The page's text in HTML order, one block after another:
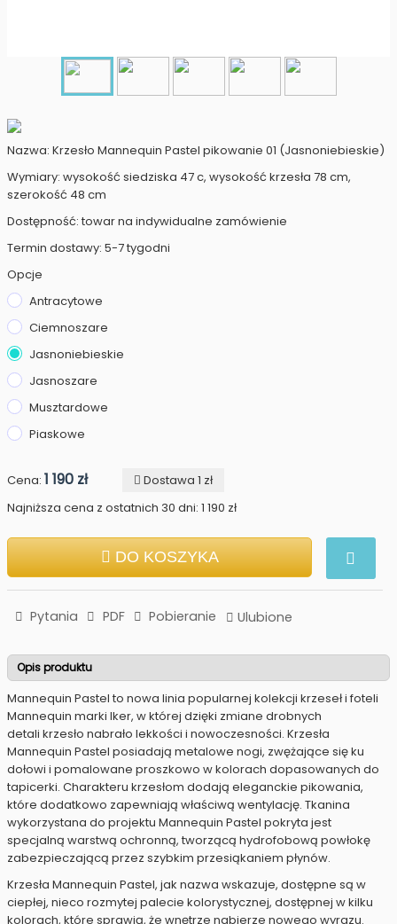
Nazwa: Krzesło Mannequin Pastel pikowanie 01 (Jasnoniebieskie)
Wymiary: wysokość siedziska 47 c, wysokość krzesła 78 cm,
szerokość 48 cm
Dostępność: towar na indywidualne zamówienie
Termin dostawy: 5-7 tygodni
Opcje
Antracytowe
Ciemnoszare
Jasnoniebieskie
Jasnoszare
Musztardowe
Piaskowe
Cena: 1 190 zł
Dostawa 1 zł
Najniższa cena z ostatnich 30 dni: 1 190 zł
DO KOSZYKA
Pytania PDF Pobieranie Ulubione
Opis produktu
Mannequin Pastel to nowa linia popularnej kolekcji krzeseł i foteli
Mannequin marki Iker, w której dzięki zmiane drobnych
detali krzesło nabrało lekkości i nowoczesności. Krzesła
Mannequin Pastel posiadają metalowe nogi, zwężające się ku
dołowi i pomalowane proszkowo w kolorach dopasowanych do
tapicerki. Charakteru krzesłom dodają eleganckie pikowania,
które dodatkowo zapewniają właściwą wentylację. Tkanina
wykorzystana do projektu Mannequin Pastel pokryta jest
specjalną warstwą ochronną, tworzącą hydrofobową powłokę
zabezpieczającą przez szybkim przesiąkaniem płynów.
Krzesła Mannequin Pastel, jak nazwa wskazuje, dostępne są w
ciepłej, nieco rozmytej palecie kolorystycznej, dostępnej w kilku
kolorach, które sprawią, że wnętrze nabierze nowego wyrazu.